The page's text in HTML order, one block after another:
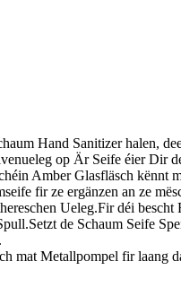
Hand Sanitizer halen,
op Är Seife éier Dir
Amber Glasfläsch kënnt
fir ze ergänzen an ze
Ueleg.Fir déi
de Schaum Seife
mat Metallpompel fir laang